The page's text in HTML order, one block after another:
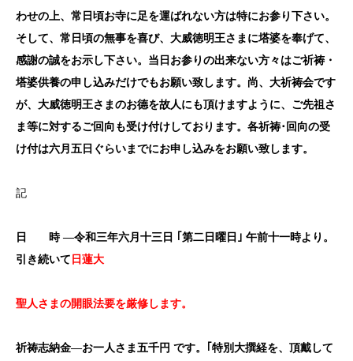
わせの上、常日頃お寺に足を運ばれない方は特にお参り下さい。
そして、常日頃の無事を喜び、大威徳明王さまに塔婆を奉げて、
感謝の誠をお示し下さい。当日お参りの出来ない方々はご祈祷・
塔婆供養の申し込みだけでもお願い致します。尚、大祈祷会です
が、大威徳明王さまのお德を故人にも頂けますように、ご先祖さ
ま等に対するご回向も受け付けしております。各祈祷･回向の受
け付は六月五日ぐらいまでにお申し込みをお願い致します。
記
日 時 ―令和三年六月十三日 ｢第二日曜日｣ 午前十一時より。
引き続いて 日蓮大
聖人さまの開眼法要を厳修します。
祈祷志納金―お一人さま五千円 です。
｢特別大撰経を、頂戴して